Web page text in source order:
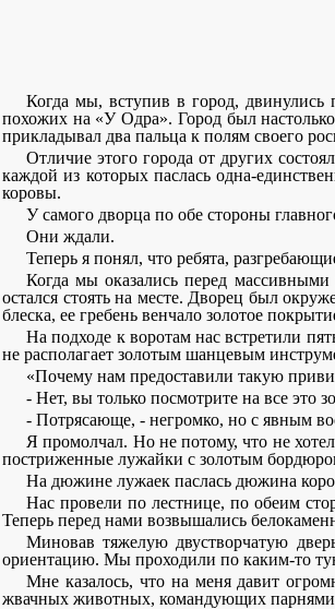
Когда мы, вступив в город,
похожих на «У Одра». Город был
прикладывал два пальца к полям своего
Отличие этого города от других
каждой из которых паслась одна-
коровы.
У самого дворца по обе стороны
Они ждали.
Теперь я понял, что ребята,
Когда мы оказались перед
остался стоять на месте. Дворец был
блеска, ее гребень венчало золотое
На подходе к воротам нас встретили
не располагает золотым шанцевым
«Почему нам предоставили такую
- Нет, вы только посмотрите на все это
- Потрясающе, - негромко, но с явным
Я промолчал. Но не потому, что не
постриженные лужайки с золотым
На дюжине лужаек паслась дюжина
Нас провели по лестнице, по обеим
Теперь перед нами возвышались
Миновав тяжелую двустворчатую
ориентацию. Мы проходили по каким-то
Мне казалось, что на меня давит
жвачных животных, командующих парнями